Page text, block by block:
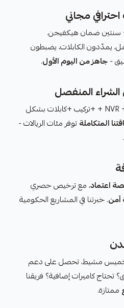
مجاني
سنتين ضمان هيكفيجن.
يمدّدون الكابلات، يضبطون
-جاهز من اليوم الأول.
شراء 4 كاميرات + هارديسك + NVR + +تركيب +كابلات بشكل
المتكاملةتوفر مئات الريالات -
اعتماد، مع ترخيص حصري
. خبرتنا في المشاريع الحكومية
وخميس مشيط، تحصل على دعم
كاميرات إضافية؟ فريقنا
ممتازة.